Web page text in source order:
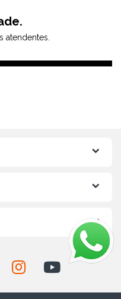
atendentes.